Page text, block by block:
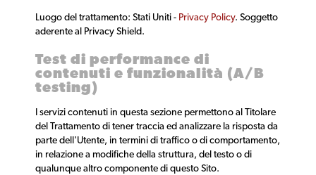
Luogo del trattamento: Stati Uniti - Privacy Policy. Soggetto
aderente al Privacy Shield.
Test di performance di
contenuti e funzionalità (A/B
testing)
I servizi contenuti in questa sezione permettono al Titolare
del Trattamento di tener traccia ed analizzare la risposta da
parte dell'Utente, in termini di traffico o di comportamento,
in relazione a modifiche della struttura, del testo o di
qualunque altro componente di questo Sito.